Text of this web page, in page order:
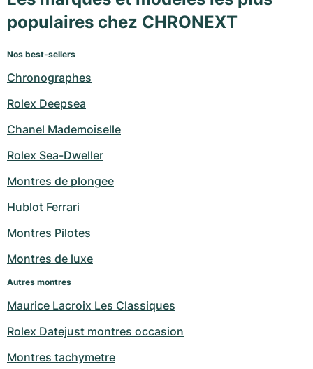
populaires chez CHRONEXT
Nos best-sellers
Chronographes
Rolex Deepsea
Chanel Mademoiselle
Rolex Sea-Dweller
Montres de plongee
Hublot Ferrari
Montres Pilotes
Montres de luxe
Autres montres
Maurice Lacroix Les Classiques
Rolex Datejust montres occasion
Montres tachymetre